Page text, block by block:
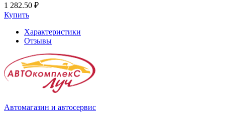
1 282.50 ₽
Купить
Характеристики
Отзывы
Автомагазин и автосервис